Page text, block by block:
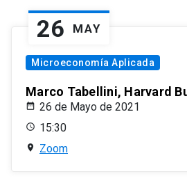
26 MAY
Microeconomía Aplicada
Marco Tabellini, Harvard
26 de Mayo de 2021
15:30
Zoom